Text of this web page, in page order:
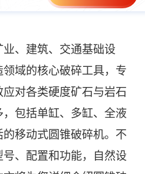
业、建筑、交通基础设
域的核心破碎工具，专
对各类硬度矿石与岩石
包括单缸、多缸、全液
移动式圆锥破碎机。不
、配置和功能，自然设